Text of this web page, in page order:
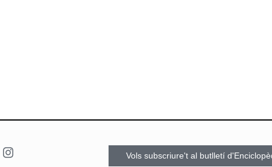
Vols subscriure't al butlletí